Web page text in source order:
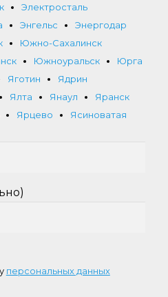
Электросталь
Энгельс
Энергодар
Южно-Сахалинск
Южноуральск
Юрга
Яготин
Ядрин
Ялта Янаул
Яранск
Ярцево
Ясиноватая
персональных данных